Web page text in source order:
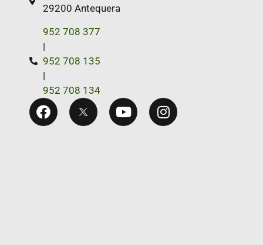
29200 Antequera
952 708 377
|
952 708 135
|
952 708 134